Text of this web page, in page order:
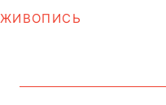
ЖИВОПИСЬ